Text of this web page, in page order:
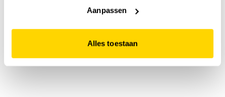
website niet optimaal functioneert.
Aanpassen
Alles toestaan